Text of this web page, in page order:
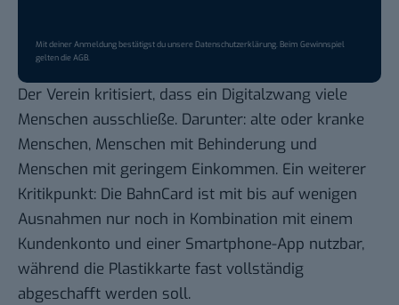
Mit deiner Anmeldung bestätigst du unsereDatenschutzerklärung. Beim Gewinnspiel
gelten dieAGB.
Der Verein kritisiert, dass ein Digitalzwang viele
Menschen ausschließe. Darunter: alte oder kranke
Menschen, Menschen mit Behinderung und
Menschen mit geringem Einkommen. Ein weiterer
Kritikpunkt: Die BahnCard ist mit bis auf wenigen
Ausnahmen nur noch in Kombination mit einem
Kundenkonto und einer Smartphone-App nutzbar,
während die Plastikkarte fast vollständig
abgeschafft werden soll.